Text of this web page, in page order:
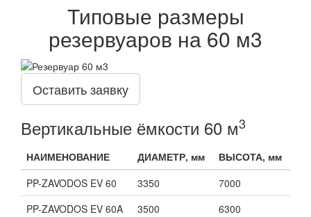
Типовые размеры
резервуаров на 60 м3
Оставить заявку
Вертикальные ёмкости 60 м3
НАИМЕНОВАНИЕ ДИАМЕТР, мм
ВЫСОТА, мм
PP-ZAVODOS EV 60
3350
7000
PP-ZAVODOS EV 60A
3500 6300